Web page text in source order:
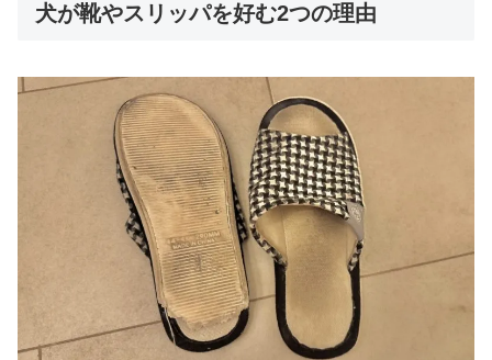
犬が靴やスリッパを好む2つの理由